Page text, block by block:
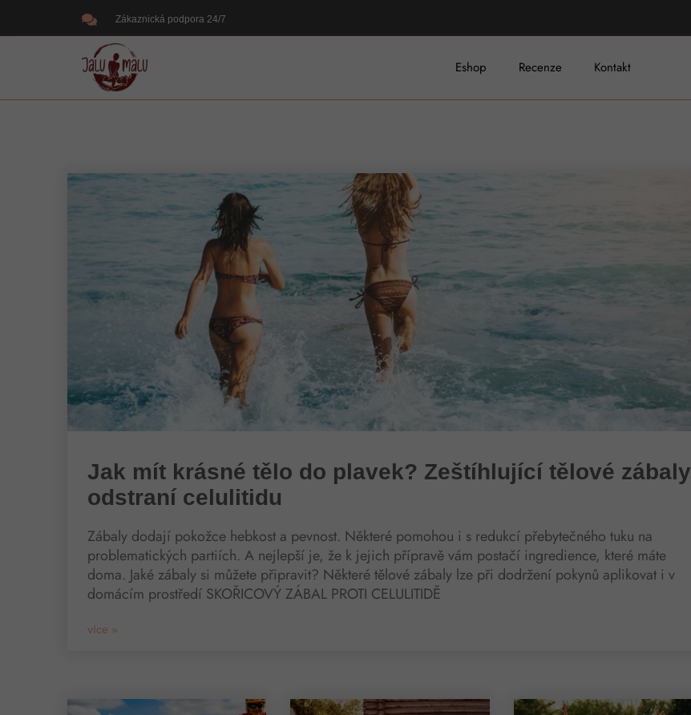
Zákaznická podpora 24/7
Eshop Recenze Kontakt
Jak mít krásné tělo do plavek? Zeštíhlující tělové zábaly
odstraní celulitidu
Zábaly dodají pokožce hebkost a pevnost. Některé pomohou i s redukcí přebytečného tuku na
problematických partiích. A nejlepší je, že k jejich přípravě vám postačí ingredience, které máte
doma. Jaké zábaly si můžete připravit? Některé tělové zábaly lze při dodržení pokynů aplikovat i v
domácím prostředí SKOŘICOVÝ ZÁBAL PROTI CELULITIDĚ
více »